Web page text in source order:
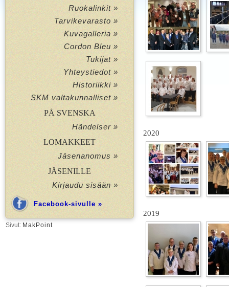
Ruokalinkit »
Tarvikevarasto »
Kuvagalleria »
Cordon Bleu »
Tukijat »
Yhteystiedot »
Historiikki »
SKM valtakunnalliset »
PÅ SVENSKA
Händelser »
LOMAKKEET
Jäsenanomus »
JÄSENILLE
Kirjaudu sisään »
Facebook-sivulle »
Sivut: MakPoint
2020
2019